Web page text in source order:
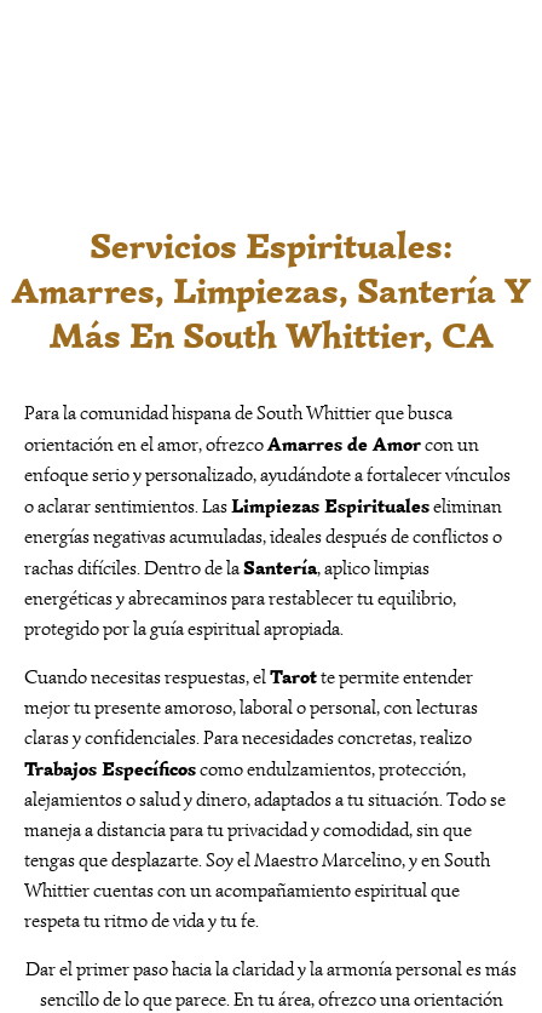
Servicios Espirituales:
Amarres, Limpiezas, Santería Y
Más En South Whittier, CA
Para la comunidad hispana de South Whittier que busca
orientación en el amor, ofrezcoAmarres de Amorcon un
enfoque serio y personalizado, ayudándote a fortalecer vínculos
o aclarar sentimientos. LasLimpiezas Espiritualeseliminan
energías negativas acumuladas, ideales después de conflictos o
rachas difíciles. Dentro de laSantería, aplico limpias
energéticas y abrecaminos para restablecer tu equilibrio,
protegido por la guía espiritual apropiada.
Cuando necesitas respuestas, elTarotte permite entender
mejor tu presente amoroso, laboral o personal, con lecturas
claras y confidenciales. Para necesidades concretas, realizo
Trabajos Específicoscomo endulzamientos, protección,
alejamientos o salud y dinero, adaptados a tu situación. Todo se
maneja a distancia para tu privacidad y comodidad, sin que
tengas que desplazarte. Soy el Maestro Marcelino, y en South
Whittier cuentas con un acompañamiento espiritual que
respeta tu ritmo de vida y tu fe.
Dar el primer paso hacia la claridad y la armonía personal es más
sencillo de lo que parece. En tu área, ofrezco una orientación